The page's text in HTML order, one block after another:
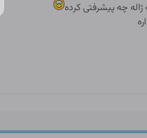
چه پیشرفتی کرده